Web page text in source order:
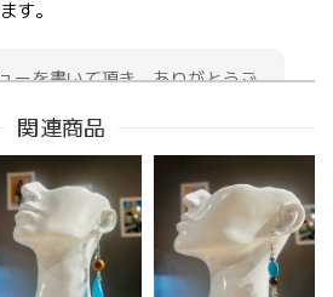
す。
ーを書いて頂き、ありがとうご
りましたら 是非お店にもお立ち
せ！ ありがとうございます♪
関連商品